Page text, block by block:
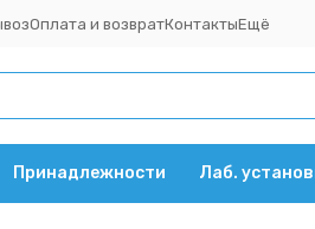
Оплата и возвратКонтактыЕщё
Принадлежности Лаб.